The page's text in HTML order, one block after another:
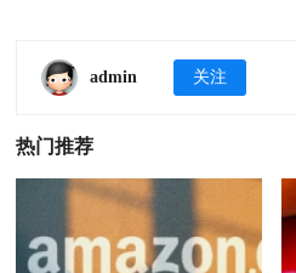
admin 关注
热门推荐